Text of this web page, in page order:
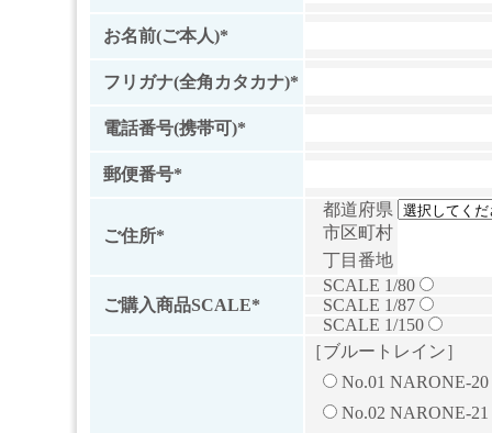
お名前(ご本人)*
フリガナ(全角カタカナ)*
電話番号(携帯可)*
郵便番号*
ご住所*
都道府県
市区町村
丁目番地
ご購入商品SCALE*
SCALE 1/80
SCALE 1/87
SCALE 1/150
［ブルートレイン］
No.01 NARONE-
No.02 NARONE-